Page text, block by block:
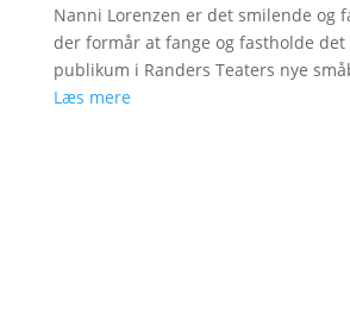
Nanni Lorenzen er det smilende og
der formår at fange og fastholde det
publikum i Randers Teaters nye
Læs mere